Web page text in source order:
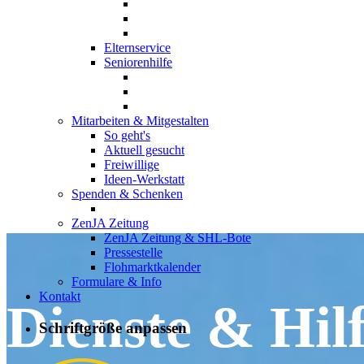
Elternservice
Seniorenhilfe
Mitarbeiten & Mitgestalten
So geht's
Aktuell gesucht
Freiwillige
Ideen-Werkstatt
Spenden & Schenken
ZenJA Zeitung
ZenJA Zeitung & SHL-Bote
Pressestelle
Flohmarktkalender
Formulare & Info
Kontakt
Schriftgröße anpassen
Dienste &